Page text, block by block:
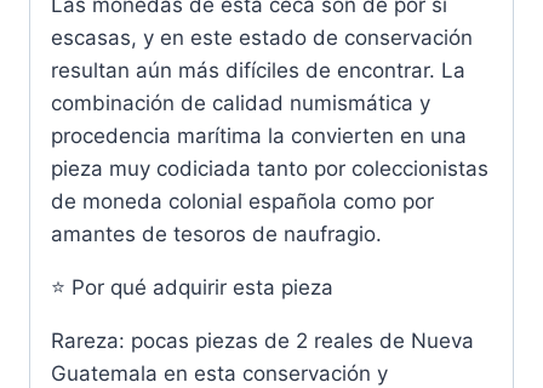
Las monedas de esta ceca son de por sí
escasas, y en este estado de conservación
resultan aún más difíciles de encontrar. La
combinación de calidad numismática y
procedencia marítima la convierten en una
pieza muy codiciada tanto por coleccionistas
de moneda colonial española como por
amantes de tesoros de naufragio.
⭐ Por qué adquirir esta pieza
Rareza: pocas piezas de 2 reales de Nueva
Guatemala en esta conservación y